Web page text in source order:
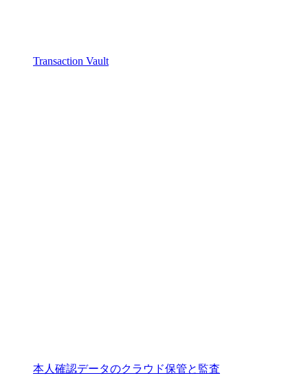
Transaction Vault
本人確認データのクラウド保管と監査